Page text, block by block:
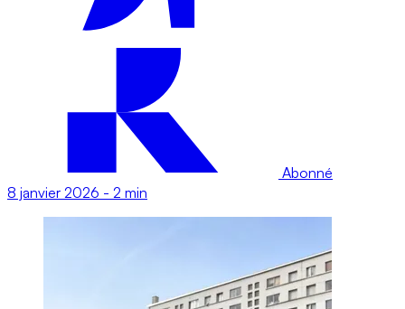
Abonné
8 janvier 2026 - 2 min